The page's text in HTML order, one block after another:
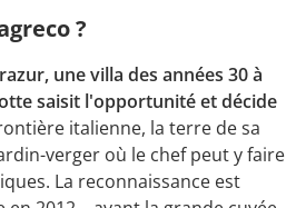
?
une villa des années 30 à
saisit l'opportunité et décide
italienne, la terre de sa
verger où le chef peut y faire
La reconnaissance est